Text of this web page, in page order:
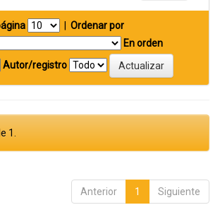
Ordenar por
En orden
Autor/registro
1.
Anterior 1 Siguiente